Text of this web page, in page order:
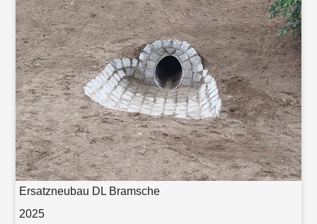
Ersatzneubau DL Bramsche
2025